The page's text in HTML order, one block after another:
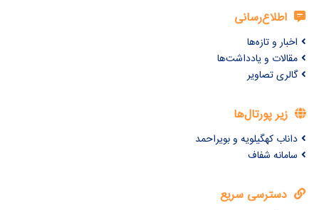
اطلاع‌رسانی
اخبار و تازه‌ها
مقالات و یادداشت‌ها
گالری تصاویر
زیر پورتال‌ها
داناب کهگیلویه و بویراحمد
سامانه شفاف
دسترسی سریع